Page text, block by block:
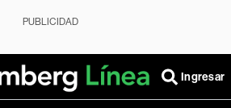
PUBLICIDAD
Ingresar